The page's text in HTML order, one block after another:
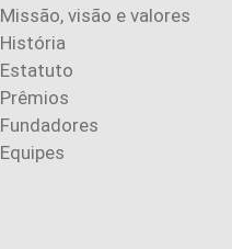
Missão, visão e valores
História
Estatuto
Prêmios
Fundadores
Equipes